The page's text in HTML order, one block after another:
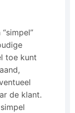
“simpel”
toe kunt
de klant.